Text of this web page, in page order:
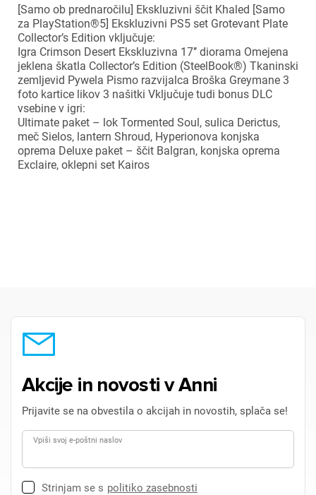
[Samo ob prednaročilu] Ekskluzivni ščit Khaled [Samo
za PlayStation®5] Ekskluzivni PS5 set Grotevant Plate
Collector’s Edition vključuje:
Igra Crimson Desert Ekskluzivna 17’’ diorama Omejena
jeklena škatla Collector’s Edition (SteelBook®) Tkaninski
zemljevid Pywela Pismo razvijalca Broška Greymane 3
foto kartice likov 3 našitki Vključuje tudi bonus DLC
vsebine v igri:
Ultimate paket – lok Tormented Soul, sulica Derictus,
meč Sielos, lantern Shroud, Hyperionova konjska
oprema Deluxe paket – ščit Balgran, konjska oprema
Exclaire, oklepni set Kairos
Akcije in novosti v Anni
Prijavite se na obvestila o akcijah in novostih, splača se!
Vpiši svoj e-poštni naslov
Strinjam se s politiko zasebnosti
Prijava ×
Za dodajanje na seznam želja morate biti prijavljeni.